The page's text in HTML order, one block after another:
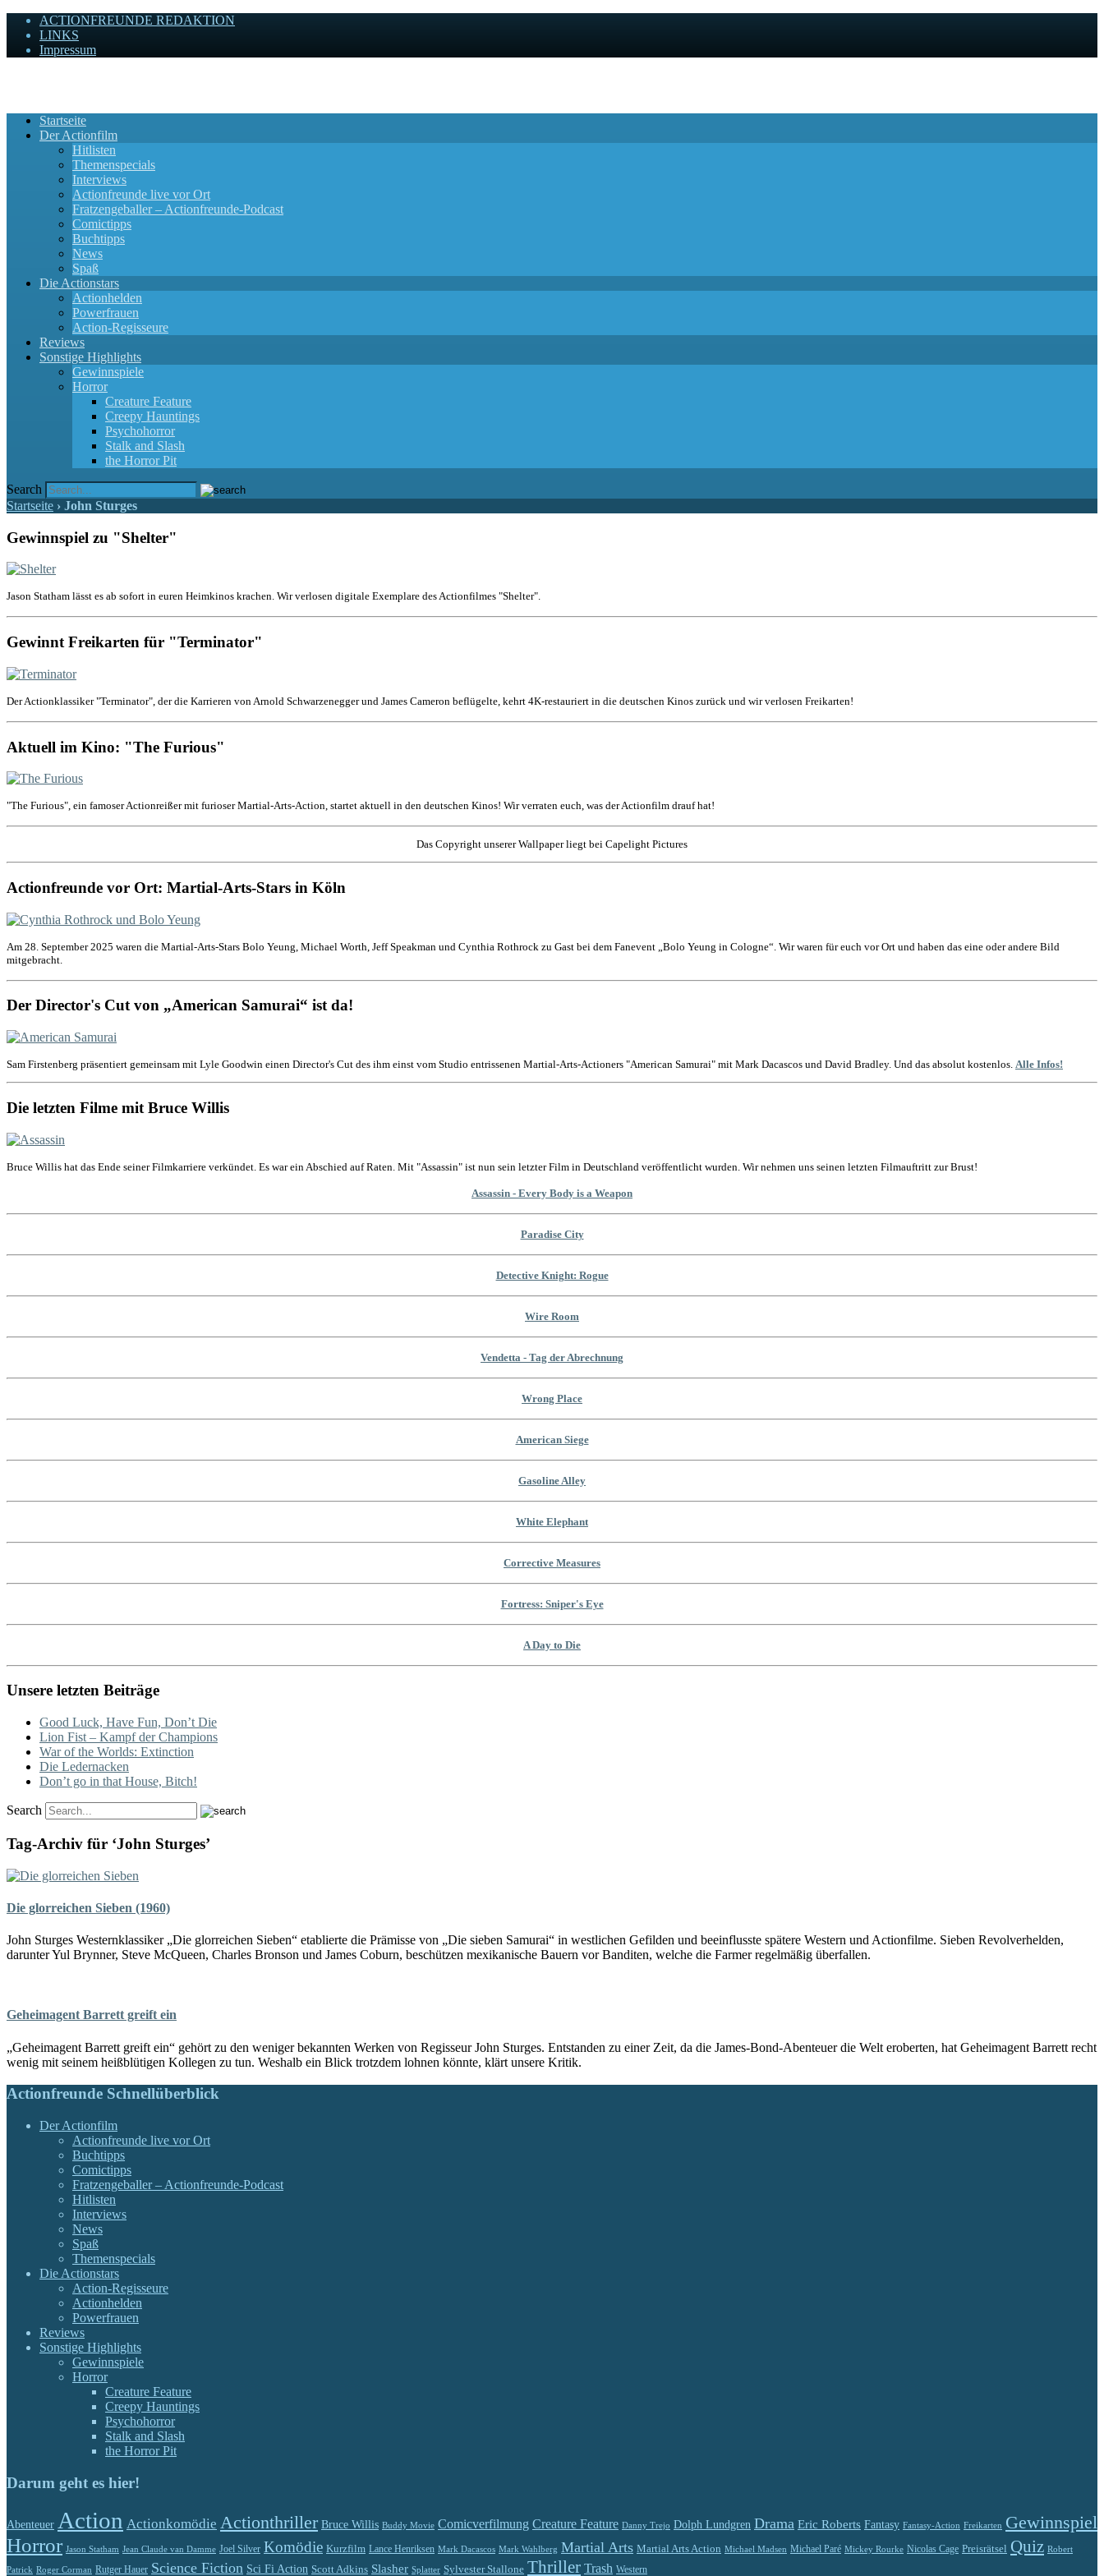
ACTIONFREUNDE REDAKTION
LINKS
Impressum
Startseite
Der Actionfilm
Hitlisten
Themenspecials
Interviews
Actionfreunde live vor Ort
Fratzengeballer – Actionfreunde-Podcast
Comictipps
Buchtipps
News
Spaß
Die Actionstars
Actionhelden
Powerfrauen
Action-Regisseure
Reviews
Sonstige Highlights
Gewinnspiele
Horror
Creature Feature
Creepy Hauntings
Psychohorror
Stalk and Slash
the Horror Pit
Search
Startseite › John Sturges
Gewinnspiel zu "Shelter"
Jason Statham lässt es ab sofort in euren Heimkinos krachen. Wir verlosen digitale Exemplare des Actionfilmes "Shelter".
Gewinnt Freikarten für "Terminator"
Der Actionklassiker "Terminator", der die Karrieren von Arnold Schwarzenegger und James Cameron beflügelte, kehrt 4K-restauriert in die deutschen Kinos zurück und wir verlosen Freikarten!
Aktuell im Kino: "The Furious"
"The Furious", ein famoser Actionreißer mit furioser Martial-Arts-Action, startet aktuell in den deutschen Kinos! Wir verraten euch, was der Actionfilm drauf hat!
Das Copyright unserer Wallpaper liegt bei Capelight Pictures
Actionfreunde vor Ort: Martial-Arts-Stars in Köln
Am 28. September 2025 waren die Martial-Arts-Stars Bolo Yeung, Michael Worth, Jeff Speakman und Cynthia Rothrock zu Gast bei dem Fanevent „Bolo Yeung in Cologne“. Wir waren für euch vor Ort und haben das eine oder andere Bild
mitgebracht.
Der Director's Cut von „American Samurai“ ist da!
Sam Firstenberg präsentiert gemeinsam mit Lyle Goodwin einen Director's Cut des ihm einst vom Studio entrissenen Martial-Arts-Actioners "American Samurai" mit Mark Dacascos und David Bradley. Und das absolut kostenlos. Alle Infos!
Die letzten Filme mit Bruce Willis
Bruce Willis hat das Ende seiner Filmkarriere verkündet. Es war ein Abschied auf Raten. Mit "Assassin" ist nun sein letzter Film in Deutschland veröffentlicht wurden. Wir nehmen uns seinen letzten Filmauftritt zur Brust!
Assassin - Every Body is a Weapon
Paradise City
Detective Knight: Rogue
Wire Room
Vendetta - Tag der Abrechnung
Wrong Place
American Siege
Gasoline Alley
White Elephant
Corrective Measures
Fortress: Sniper's Eye
A Day to Die
Unsere letzten Beiträge
Good Luck, Have Fun, Don’t Die
Lion Fist – Kampf der Champions
War of the Worlds: Extinction
Die Ledernacken
Don’t go in that House, Bitch!
Search
Tag-Archiv für ‘John Sturges’
Die glorreichen Sieben (1960)
John Sturges Westernklassiker „Die glorreichen Sieben“ etablierte die Prämisse von „Die sieben Samurai“ in westlichen Gefilden und beeinflusste spätere Western und Actionfilme. Sieben Revolverhelden,
darunter Yul Brynner, Steve McQueen, Charles Bronson und James Coburn, beschützen mexikanische Bauern vor Banditen, welche die Farmer regelmäßig überfallen.
Geheimagent Barrett greift ein
„Geheimagent Barrett greift ein“ gehört zu den weniger bekannten Werken von Regisseur John Sturges. Entstanden zu einer Zeit, da die James-Bond-Abenteuer die Welt eroberten, hat Geheimagent Barrett recht
wenig mit seinem heißblütigen Kollegen zu tun. Weshalb ein Blick trotzdem lohnen könnte, klärt unsere Kritik.
Actionfreunde Schnellüberblick
Der Actionfilm
Actionfreunde live vor Ort
Buchtipps
Comictipps
Fratzengeballer – Actionfreunde-Podcast
Hitlisten
Interviews
News
Spaß
Themenspecials
Die Actionstars
Action-Regisseure
Actionhelden
Powerfrauen
Reviews
Sonstige Highlights
Gewinnspiele
Horror
Creature Feature
Creepy Hauntings
Psychohorror
Stalk and Slash
the Horror Pit
Darum geht es hier!
Abenteuer Action Actionkomödie Actionthriller Bruce Willis Buddy Movie Comicverfilmung Creature Feature Danny Trejo Dolph Lundgren Drama Eric Roberts Fantasy Fantasy-Action Freikarten Gewinnspiel
Horror Jason Statham Jean Claude van Damme Joel Silver Komödie Kurzfilm Lance Henriksen Mark Dacascos Mark Wahlberg Martial Arts Martial Arts Action Michael Madsen Michael Paré Mickey Rourke Nicolas Cage Preisrätsel Quiz Robert
Patrick Roger Corman Rutger Hauer Science Fiction Sci Fi Action Scott Adkins Slasher Splatter Sylvester Stallone Thriller Trash Western